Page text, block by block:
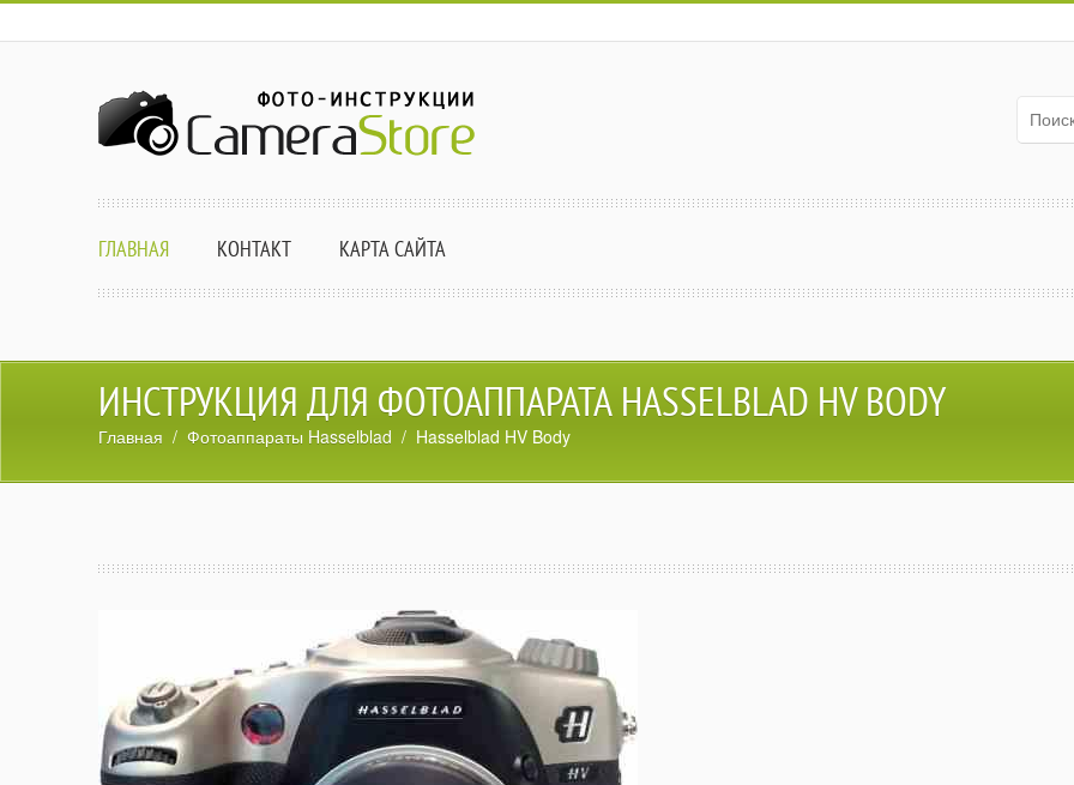
ГЛАВНАЯ КОНТАКТ КАРТА САЙТА
ИНСТРУКЦИЯ ДЛЯ ФОТОАППАРАТА HASSELBLAD HV BODY
Главная / Фотоаппараты Hasselblad / Hasselblad HV Body